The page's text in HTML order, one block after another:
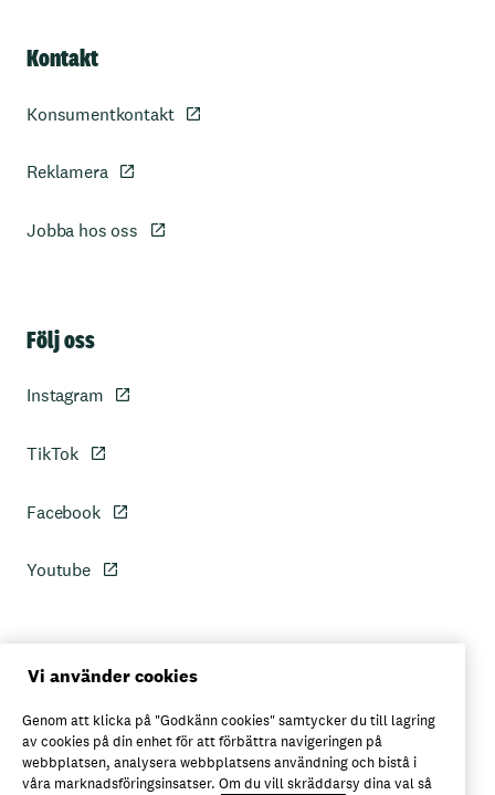
Kontakt
Konsumentkontakt
Reklamera
Jobba hos oss
Följ oss
Instagram
TikTok
Facebook
Youtube
Personuppgiftspolicy
Axfoods integritetspolicy
Vi använder cookies
Genom att klicka på "Godkänn cookies" samtycker du till lagring
av cookies på din enhet för att förbättra navigeringen på
webbplatsen, analysera webbplatsens användning och bistå i
våra marknadsföringsinsatser. Om du vill skräddarsy dina val så